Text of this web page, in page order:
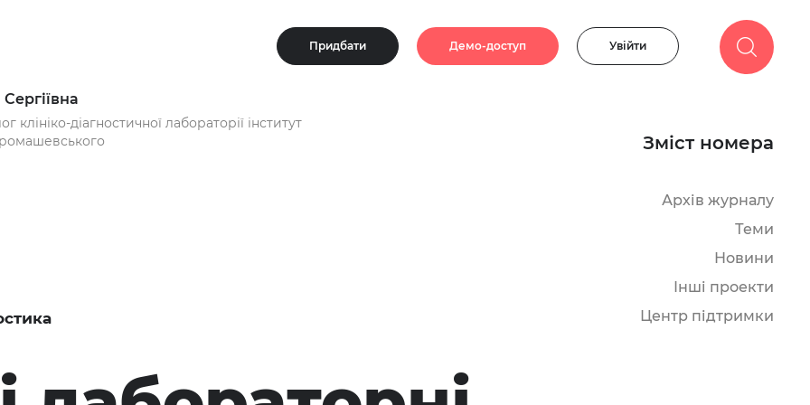
Придбати Демо-доступ Увійти
Зміст номера
Архів журналу
Теми
Новини
Інші проекти
Центр підтримки
клініко-діагностичної лабораторії інститут